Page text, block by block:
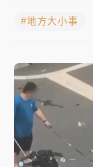
買1送1
38度
周末精選｜
面手法 郭台
本周爆款短影
蔻蔡玉真開撕
#地方大小事